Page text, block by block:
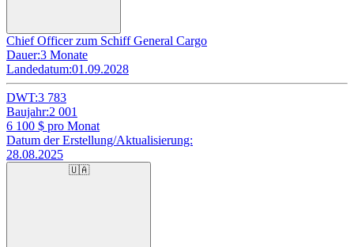
Chief Officer zum Schiff General Cargo
Dauer:3 Monate
Landedatum:01.09.2028
DWT:3 783
Baujahr:2 001
6 100 $ pro Monat
Datum der Erstellung/Aktualisierung:
28.08.2025
🇺🇦